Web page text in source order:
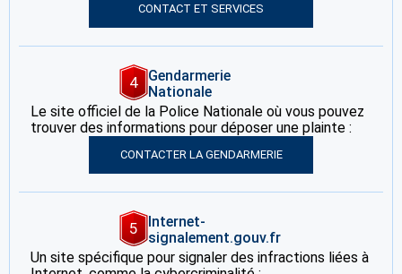
CONTACT ET SERVICES
4
Gendarmerie
Nationale
Le site officiel de la Police Nationale où vous pouvez
trouver des informations pour déposer une plainte :
CONTACTER LA GENDARMERIE
5
Internet-
signalement.gouv.fr
Un site spécifique pour signaler des infractions liées à